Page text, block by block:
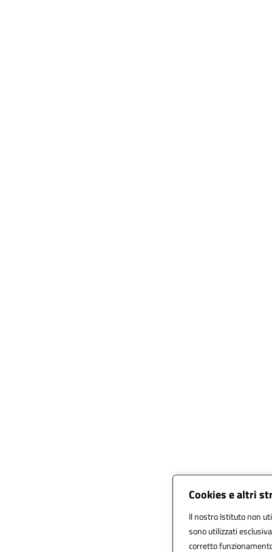
Cookies e altri
Il nostro Istituto non
sono utilizzati
corretto